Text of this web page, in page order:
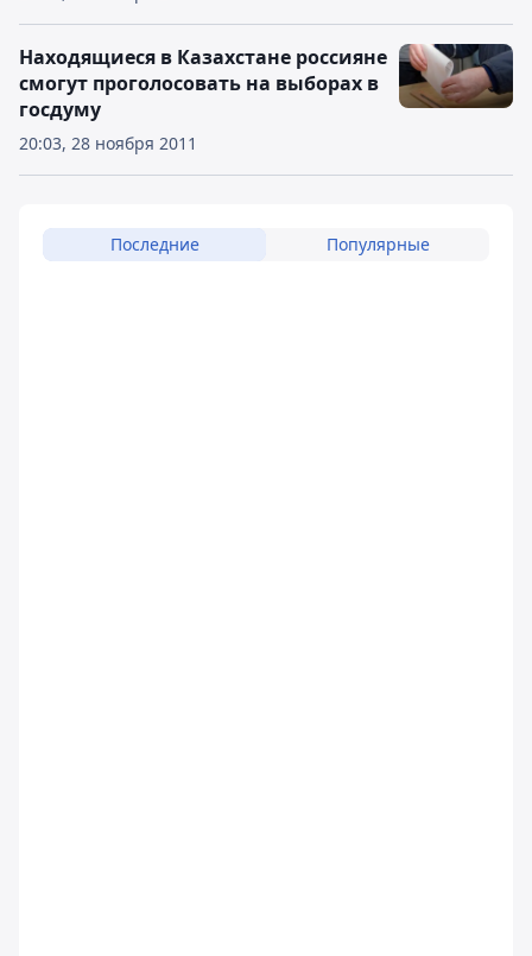
20:03, 28 ноября 2011
Находящиеся в Казахстане россияне
смогут проголосовать на выборах в
госдуму
Последние Популярные